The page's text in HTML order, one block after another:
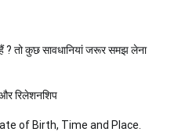
? तो कुछ सावधानियां जरूर समझ लेना
रिलेशनशिप
of Birth, Time and Place.